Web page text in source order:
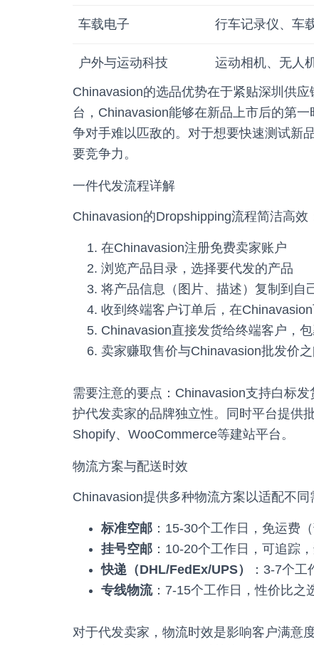
车载电子 行车记录仪、车
户外与运动科技 运动相机、无人
Chinavasion的选品优势在于紧贴深圳供
台，Chinavasion能够在新品上市后的第
争对手难以匹敌的。对于想要快速测试新
要竞争力。
一件代发流程详解
Chinavasion的Dropshipping流程简洁高效
在Chinavasion注册免费卖家账户
浏览产品目录，选择要代发的产品
将产品信息（图片、描述）复制到自
收到终端客户订单后，在
Chinavasion直接发货给终端客户，
卖家赚取售价与Chinavasion批发价
需要注意的要点：Chinavasion支持白标
护代发卖家的品牌独立性。同时平台提供
Shopify、WooCommerce等建站平台。
物流方案与配送时效
Chinavasion提供多种物流方案以适配不同
标准空邮 ：15-30个工作日，免运费
挂号空邮 ：10-20个工作日，可追踪
快递（DHL/FedEx/UPS）
：3-7个
专线物流：7-15个工作日，性价比之
对于代发卖家，物流时效是影响客户满意